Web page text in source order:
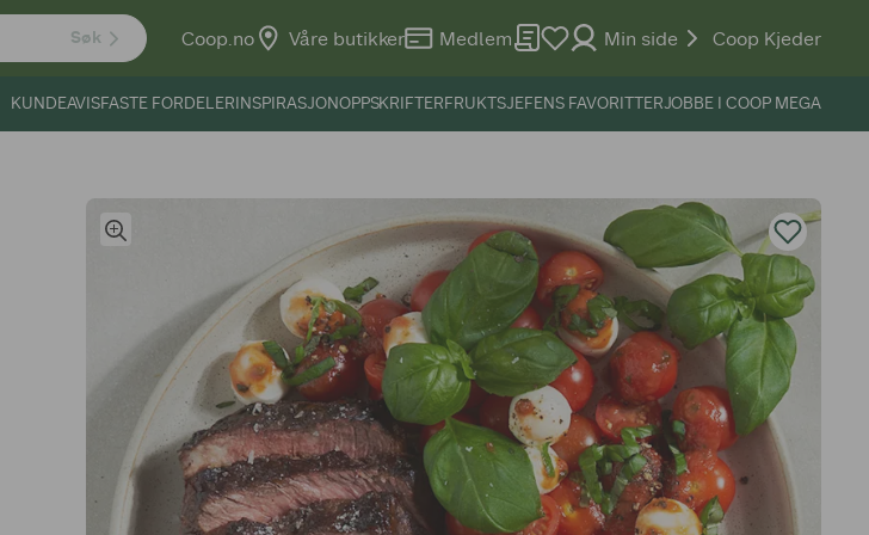
Søk Coop.no Våre butikker Medlem Min side Coop Kjeder
KUNDEAVISFASTE FORDELERINSPIRASJONOPPSKRIFTERFRUKTSJEFENS FAVORITTERJOBBE I COOP MEGA